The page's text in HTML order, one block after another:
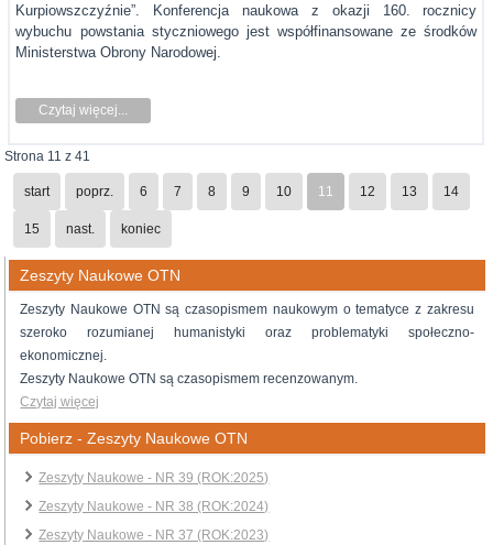
Kurpiowszczyźnie”. Konferencja naukowa z okazji 160. rocznicy
wybuchu powstania styczniowego jest współfinansowane ze środków
Ministerstwa Obrony Narodowej.
Czytaj więcej...
Strona 11 z 41
start poprz. 6 7 8 9 10 11 12 13 14
15 nast. koniec
Zeszyty Naukowe OTN
Zeszyty Naukowe OTN są czasopismem naukowym o tematyce z zakresu
szeroko rozumianej humanistyki oraz problematyki społeczno-
ekonomicznej.
Zeszyty Naukowe OTN są czasopismem recenzowanym.
Czytaj więcej
Pobierz - Zeszyty Naukowe OTN
Zeszyty Naukowe - NR 39 (ROK:2025)
Zeszyty Naukowe - NR 38 (ROK:2024)
Zeszyty Naukowe - NR 37 (ROK:2023)